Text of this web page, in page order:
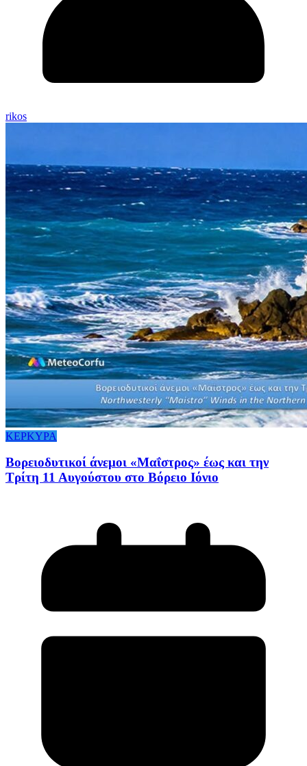
rikos
ΚΕΡΚΥΡΑ
Βορειοδυτικοί άνεμοι «Μαΐστρος» έως και την
Τρίτη 11 Αυγούστου στο Βόρειο Ιόνιο